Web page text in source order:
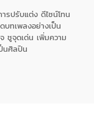
รปรับแต่ง ดีไซน์โทน
บทเพลงอย่างเป็น
ชูจุดเด่น เพิ่มความ
นศิลปิน